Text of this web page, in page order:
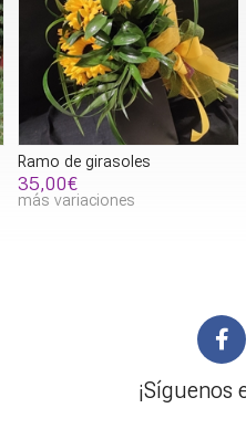
Ramo de girasoles
35,00€
más variaciones
¡Síguenos